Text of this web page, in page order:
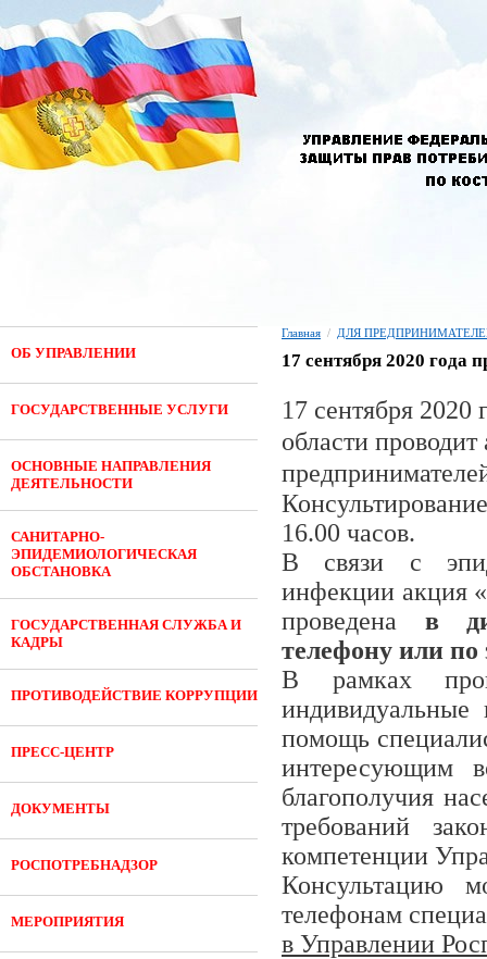
ОБ УПРАВЛЕНИИ
ГОСУДАРСТВЕННЫЕ УСЛУГИ
ОСНОВНЫЕ НАПРАВЛЕНИЯ
ДЕЯТЕЛЬНОСТИ
САНИТАРНО-
ЭПИДЕМИОЛОГИЧЕСКАЯ
ОБСТАНОВКА
ГОСУДАРСТВЕННАЯ СЛУЖБА И
КАДРЫ
ПРОТИВОДЕЙСТВИЕ КОРРУПЦИИ
ПРЕСС-ЦЕНТР
ДОКУМЕНТЫ
РОСПОТРЕБНАДЗОР
МЕРОПРИЯТИЯ
Главная / ДЛЯ
17 сентября 2020 года
17 сентября 2020
области
16.00 часов.
В связи с
инфекции акция
проведена в
телефону или по
В рамках
индивидуальные
помощь
интересующим
благополучия
требований
компетенции
Консультацию
телефонам
в Управлении